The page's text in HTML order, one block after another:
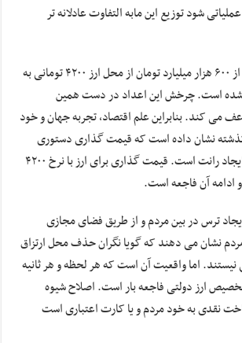
شود توزیع این مابه التفاوت عادلانه تر
در طول سه سال، بیش از ۶۰۰ هزار میلیارد تومان از محل ارز ۴۲۰۰ تومانی به
شده است. چرخش این اعداد در دست همین
می کند. بنابراین علم اقتصاد، تجربه جهان و خود
طول ۴ دهه گذشته نشان داده است که قیمت گذاری دستوری
عامل بسیار مهم برای ایجاد رانت است. قیمت گذاری برای ارز با نرخ ۴۲۰۰
ادامه آن فاجعه است.
ترس در بین مردم و از طریق فضای مجازی
نشان می دهند که گویا نگران حذف محل ارتزاق
۴۲۰۰ تومانی نیستند. اما واقعیت آن است که هر لحظه و هر ثانیه
ارز دولتی فاجعه بار است. اصلاح شیوه
نقدی به خود مردم و یا کارت اعتباری است